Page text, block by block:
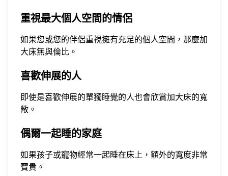
重視最大個人空間的情侶
如果您或您的伴侶重視擁有充足的個人空間，那麼加
大床無與倫比。
喜歡伸展的人
即使是喜歡伸展的單獨睡覺的人也會欣賞加大床的寬
敞。
偶爾一起睡的家庭
如果孩子或寵物經常一起睡在床上，額外的寬度非常
寶貴。